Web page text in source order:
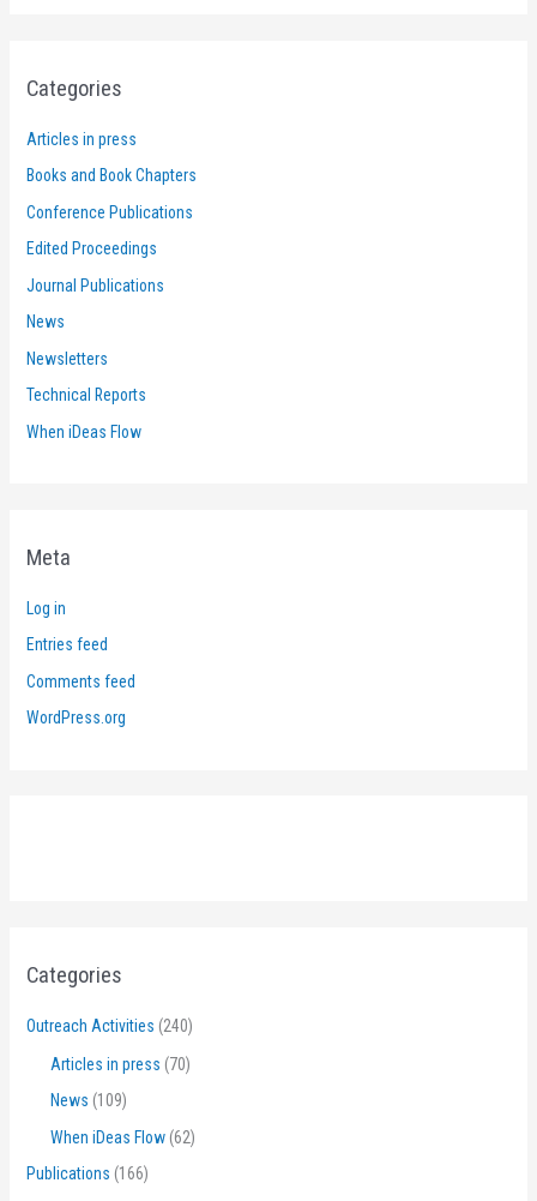
Categories
Articles in press
Books and Book Chapters
Conference Publications
Edited Proceedings
Journal Publications
News
Newsletters
Technical Reports
When iDeas Flow
Meta
Log in
Entries feed
Comments feed
WordPress.org
Categories
Outreach Activities (240)
Articles in press (70)
News (109)
When iDeas Flow (62)
Publications (166)